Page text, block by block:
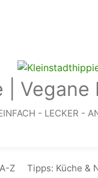
Vegane
- LECKER -
Z Tipps: Küche &